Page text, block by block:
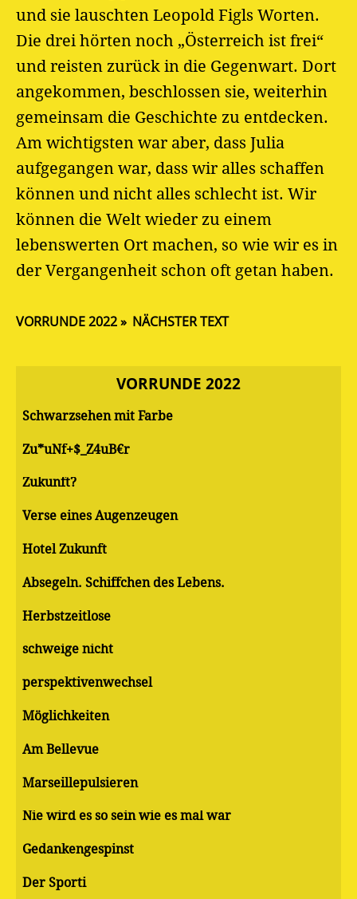
und sie lauschten Leopold Figls Worten.
Die drei hörten noch „Österreich ist frei“
und reisten zurück in die Gegenwart. Dort
angekommen, beschlossen sie, weiterhin
gemeinsam die Geschichte zu entdecken.
Am wichtigsten war aber, dass Julia
aufgegangen war, dass wir alles schaffen
können und nicht alles schlecht ist. Wir
können die Welt wieder zu einem
lebenswerten Ort machen, so wie wir es in
der Vergangenheit schon oft getan haben.
VORRUNDE 2022 NÄCHSTER TEXT
VORRUNDE 2022
Schwarzsehen mit Farbe
Zu*uNf+$_Z4uB€r
Zukunft?
Verse eines Augenzeugen
Hotel Zukunft
Absegeln. Schiffchen des Lebens.
Herbstzeitlose
schweige nicht
perspektivenwechsel
Möglichkeiten
Am Bellevue
Marseillepulsieren
Nie wird es so sein wie es mal war
Gedankengespinst
Der Sporti